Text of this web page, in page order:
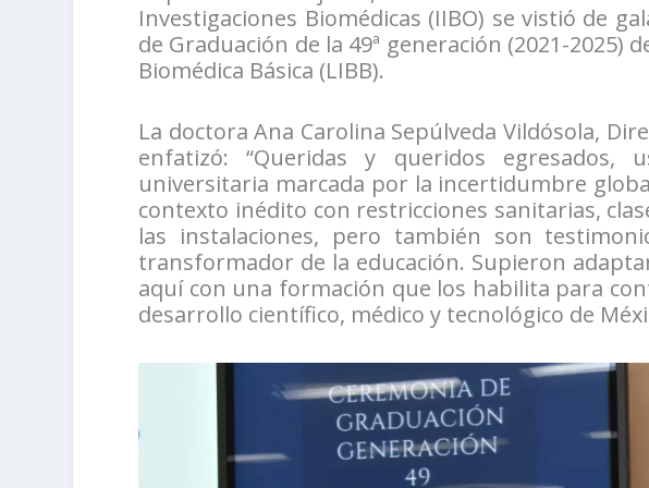
Investigaciones Biomédicas (IIBO) se vistió de
de Graduación de la 49ª generación (2021-2025)
Biomédica Básica (LIBB).
La doctora Ana Carolina Sepúlveda Vildósola,
enfatizó: “Queridas y queridos egresados,
universitaria marcada por la incertidumbre
contexto inédito con restricciones sanitarias,
las instalaciones, pero también son
transformador de la educación. Supieron
aquí con una formación que los habilita para
desarrollo científico, médico y tecnológico de